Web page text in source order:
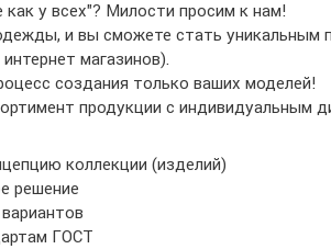
у всех"? Милости просим к нам!
и вы сможете стать уникальным
магазинов).
создания только ваших моделей!
продукции с индивидуальным
коллекции (изделий)
решение
ГОСТ